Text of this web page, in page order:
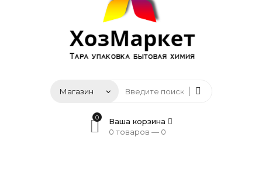
0
Ваша корзина
0 товаров — 0